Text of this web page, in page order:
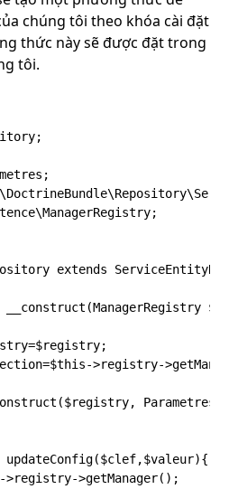
chúng tôi theo khóa cài đặt
thức này sẽ được đặt trong
tôi.
extends
__construct(ManagerRegistry
>registry-
updateConfig($clef,$valeur){
>registry->getManager();